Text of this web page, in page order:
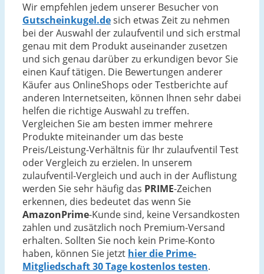
Wir empfehlen jedem unserer Besucher von
Gutscheinkugel.desich etwas Zeit zu nehmen
bei der Auswahl der zulaufventil und sich erstmal
genau mit dem Produkt auseinander zusetzen
und sich genau darüber zu erkundigen bevor Sie
einen Kauf tätigen. Die Bewertungen anderer
Käufer aus OnlineShops oder Testberichte auf
anderen Internetseiten, können Ihnen sehr dabei
helfen die richtige Auswahl zu treffen.
Vergleichen Sie am besten immer mehrere
Produkte miteinander um das beste
Preis/Leistung-Verhältnis für Ihr zulaufventil Test
oder Vergleich zu erzielen. In unserem
zulaufventil-Vergleich und auch in der Auflistung
werden Sie sehr häufig das PRIME-Zeichen
erkennen, dies bedeutet das wenn Sie
AmazonPrime-Kunde sind, keine Versandkosten
zahlen und zusätzlich noch Premium-Versand
erhalten. Sollten Sie noch kein Prime-Konto
haben, können Sie jetzt hier die Prime-
Mitgliedschaft 30 Tage kostenlos testen.